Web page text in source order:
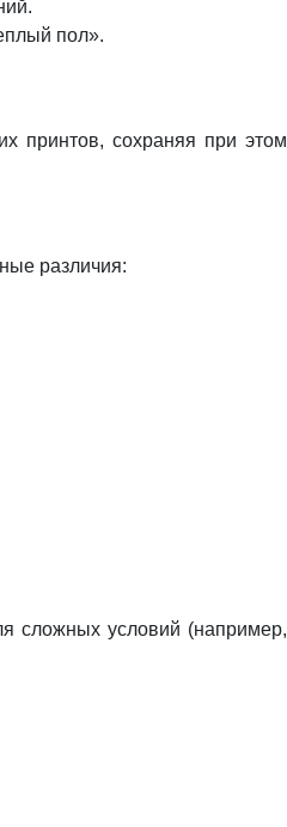
пол».
принтов, сохраняя при этом
различия:
сложных условий (например,